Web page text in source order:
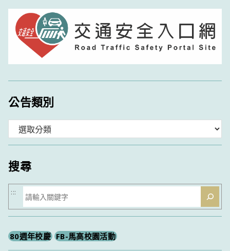
公告類別
類
搜尋
搜
尋
:::
80週年校慶 FB-馬高校園活動